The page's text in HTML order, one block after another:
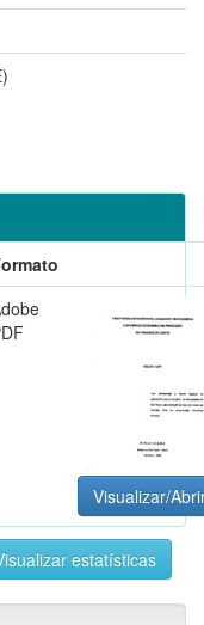
Visualizar/
estatísticas